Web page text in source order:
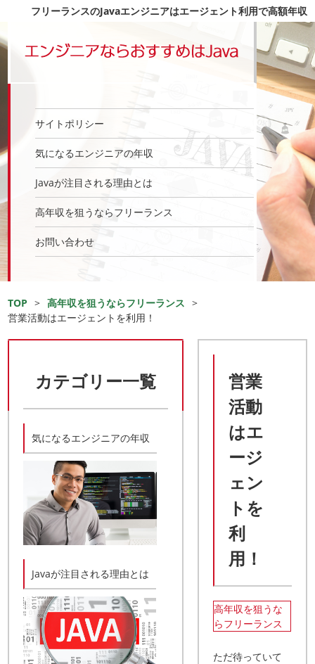
フリーランスのJavaエンジニアはエージェント利用で高額年収
サイトポリシー
気になるエンジニアの年収
Javaが注目される理由とは
高年収を狙うならフリーランス
お問い合わせ
TOP > 高年収を狙うならフリーランス >
営業活動はエージェントを利用！
営業
活動
はエ
ージ
ェン
トを
利
用！
高年収を狙うな
らフリーランス
ただ待っていて
カテゴリー一覧
気になるエンジニアの年収
Javaが注目される理由とは